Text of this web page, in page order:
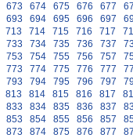
673 674 675 676 677
693 694 695 696 697
713 714 715 716 717
733 734 735 736 737
753 754 755 756 757
773 774 775 776 777
793 794 795 796 797
813 814 815 816 817
833 834 835 836 837
853 854 855 856 857
873 874 875 876 877